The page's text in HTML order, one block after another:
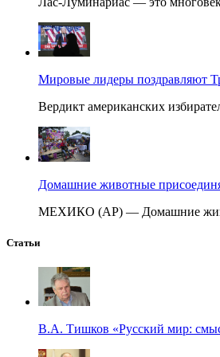
Мировые лидеры поздравляют
Вердикт американских
Домашние животные
МЕХИКО (AP) — Домашние
Статьи
В.А. Тишков «Русский мир: